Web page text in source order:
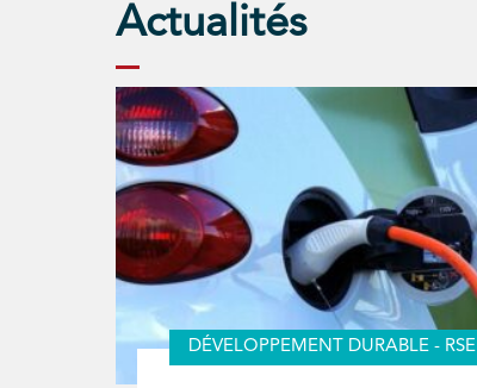
Actualités
DÉVELOPPEMENT DURABLE - RSE